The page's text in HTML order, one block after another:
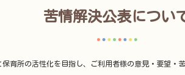
苦情解決公表につい
育所の活性化を目指し、ご利用者様の意見・要望